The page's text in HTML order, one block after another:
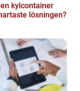
kylcontainer
lösningen?